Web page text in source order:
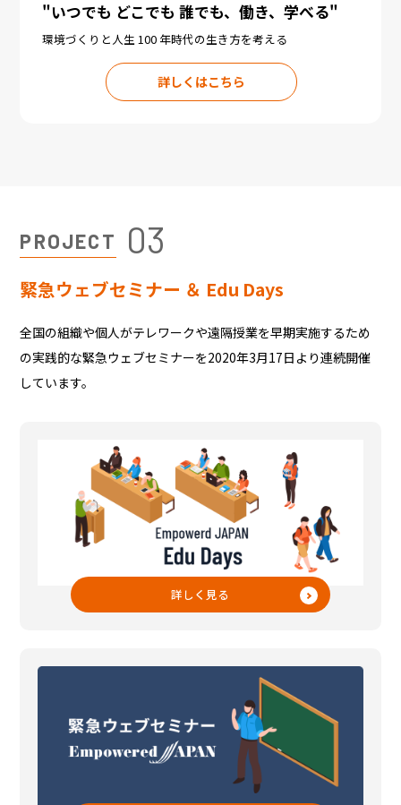
"いつでも どこでも 誰でも、働き、学べる"
環境づくりと人生 100 年時代の生き方を考える
詳しくはこちら
PROJECT 03
緊急ウェブセミナー ＆ Edu Days
全国の組織や個人がテレワークや遠隔授業を早期実施するため
の実践的な緊急ウェブセミナーを2020年3月17日より連続開催
しています。
詳しく見る